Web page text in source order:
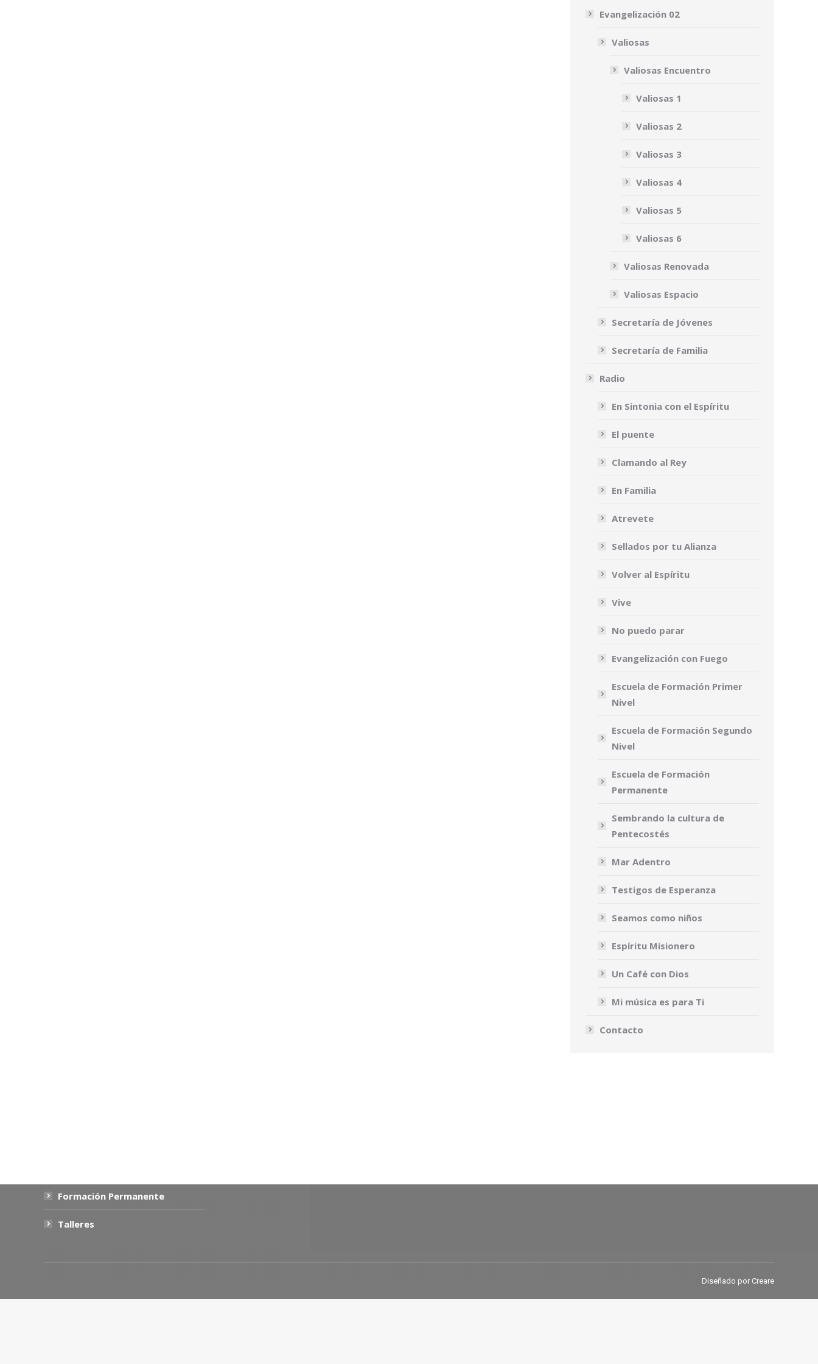
Evangelización 02
Valiosas
Valiosas Encuentro
Valiosas 1
Valiosas 2
Valiosas 3
Valiosas 4
Valiosas 5
Valiosas 6
Valiosas Renovada
Valiosas Espacio
Secretaría de Jóvenes
Secretaría de Familia
Radio
En Sintonia con el Espíritu
El puente
Clamando al Rey
En Familia
Atrevete
Sellados por tu Alianza
Volver al Espíritu
Vive
No puedo parar
Evangelización con Fuego
Escuela de Formación Primer
Nivel
Escuela de Formación Segundo
Nivel
Escuela de Formación
Permanente
Sembrando la cultura de
Pentecostés
Mar Adentro
Testigos de Esperanza
Seamos como niños
Espíritu Misionero
Un Café con Dios
Mi música es para Ti
Contacto
Formación Permanente
Talleres
Diseñado por Creare